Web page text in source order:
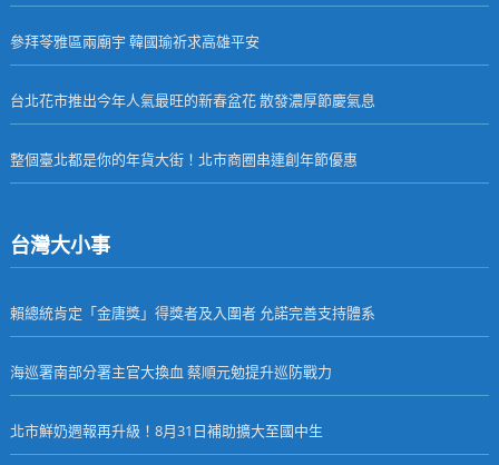
參拜苓雅區兩廟宇 韓國瑜祈求高雄平安
台北花市推出今年人氣最旺的新春盆花 散發濃厚節慶氣息
整個臺北都是你的年貨大街！北市商圈串連創年節優惠
台灣大小事
賴總統肯定「金唐獎」得獎者及入圍者 允諾完善支持體系
海巡署南部分署主官大換血 蔡順元勉提升巡防戰力
北市鮮奶週報再升級！8月31日補助擴大至國中生